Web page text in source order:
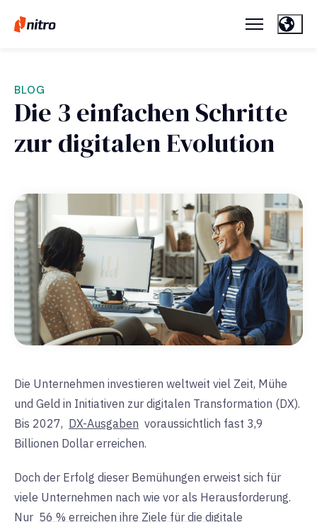
BLOG
Die 3 einfachen Schritte
zur digitalen Evolution
Die Unternehmen investieren weltweit viel Zeit, Mühe
und Geld in Initiativen zur digitalen Transformation (DX).
Bis 2027, DX-Ausgaben voraussichtlich fast 3,9
Billionen Dollar erreichen.
Doch der Erfolg dieser Bemühungen erweist sich für
viele Unternehmen nach wie vor als Herausforderung.
Nur 56 % erreichen ihre Ziele für die digitale